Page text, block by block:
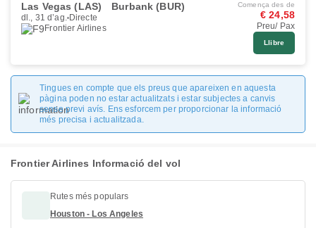
Las Vegas (LAS) Burbank (BUR)
dl., 31 d’ag. Directe
Frontier Airlines
Comença des de
€ 24,58
Preu/ Pax
Llibre
Tingues en compte que els preus que apareixen en aquesta
pàgina poden no estar actualitzats i estar subjectes a canvis
sense previ avís. Ens esforcem per proporcionar la informació
més precisa i actualitzada.
Frontier Airlines Informació del vol
Rutes més populars
Houston - Los Angeles